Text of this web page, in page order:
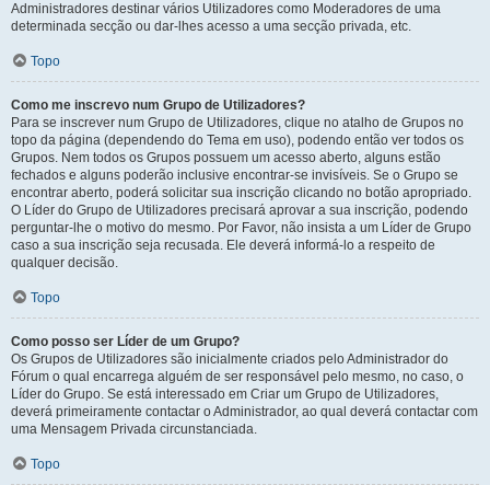
Administradores destinar vários Utilizadores como Moderadores de uma
determinada secção ou dar-lhes acesso a uma secção privada, etc.
Topo
Como me inscrevo num Grupo de Utilizadores?
Para se inscrever num Grupo de Utilizadores, clique no atalho de Grupos no
topo da página (dependendo do Tema em uso), podendo então ver todos os
Grupos. Nem todos os Grupos possuem um acesso aberto, alguns estão
fechados e alguns poderão inclusive encontrar-se invisíveis. Se o Grupo se
encontrar aberto, poderá solicitar sua inscrição clicando no botão apropriado.
O Líder do Grupo de Utilizadores precisará aprovar a sua inscrição, podendo
perguntar-lhe o motivo do mesmo. Por Favor, não insista a um Líder de Grupo
caso a sua inscrição seja recusada. Ele deverá informá-lo a respeito de
qualquer decisão.
Topo
Como posso ser Líder de um Grupo?
Os Grupos de Utilizadores são inicialmente criados pelo Administrador do
Fórum o qual encarrega alguém de ser responsável pelo mesmo, no caso, o
Líder do Grupo. Se está interessado em Criar um Grupo de Utilizadores,
deverá primeiramente contactar o Administrador, ao qual deverá contactar com
uma Mensagem Privada circunstanciada.
Topo